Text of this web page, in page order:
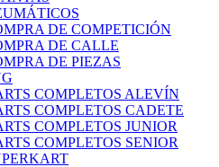
DE COMPETICIÓN
DE CALLE
DE PIEZAS
COMPLETOS ALEVÍN
COMPLETOS CADETE
COMPLETOS JUNIOR
COMPLETOS SENIOR